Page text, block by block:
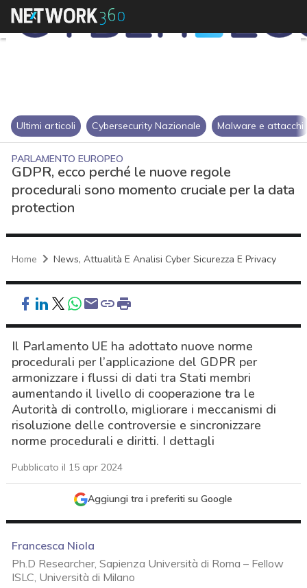
Ultimi articoli Cybersecurity Nazionale Malware e attacchi
PARLAMENTO EUROPEO
GDPR, ecco perché le nuove regole
procedurali sono momento cruciale per la data
protection
Home News, Attualità E Analisi Cyber Sicurezza E Privacy
Il Parlamento UE ha adottato nuove norme
procedurali per l’applicazione del GDPR per
armonizzare i flussi di dati tra Stati membri
aumentando il livello di cooperazione tra le
Autorità di controllo, migliorare i meccanismi di
risoluzione delle controversie e sincronizzare
norme procedurali e diritti. I dettagli
Pubblicato il 15 apr 2024
Aggiungi tra i preferiti su Google
Francesca Niola
Ph.D Researcher, Sapienza Università di Roma – Fellow
ISLC, Università di Milano